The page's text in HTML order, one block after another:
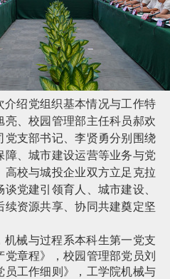
介绍党组织基本情况与工作特
、校园管理部主任科员郝欢
党支部书记、李贤勇分别围绕
障、城市建设运营等业务与党
校与城投企业双方立足克拉
党建引领育人、城市建设、
资源共享、协同共建奠定坚
机械与过程系本科生第一党支
章程》，校园管理部党员刘
员工作细则》，工学院机械与